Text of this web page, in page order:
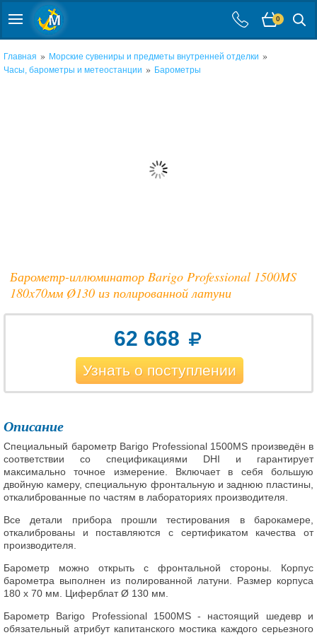
0
Главная » Морские сувениры и предметы внутренней отделки »
Часы, барометры и метеостанции » Барометры
Барометр-иллюминатор Barigo Professional 1500MS
180x70мм Ø130 из полированной латуни
62 668
Узнать о поступлении
Описание
Специальный барометр Barigo Professional 1500MS произведён в
соответствии со спецификациями DHI и гарантирует
максимально точное измерение. Включает в себя большую
двойную камеру, специальную фронтальную и заднюю пластины,
откалиброванные по частям в лабораториях производителя.
Все детали прибора прошли тестирования в барокамере,
откалиброваны и поставляются с сертификатом качества от
производителя.
Барометр можно открыть с фронтальной стороны. Корпус
барометра выполнен из полированной латуни. Размер корпуса
180 x 70 мм. Циферблат Ø 130 мм.
Барометр Barigo Professional 1500MS - настоящий шедевр и
обязательный атрибут капитанского мостика каждого серьезного